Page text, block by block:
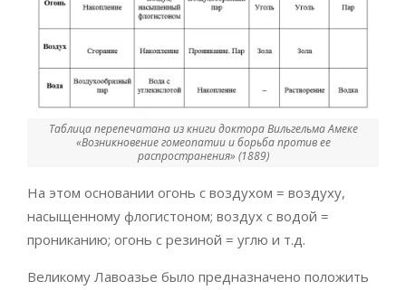
Таблица перепечатана из книги доктора Вильгельма Амеке
«Возникновение гомеопатии и борьба против ее
распространения» (1889)
На этом основании огонь с воздухом = воздуху,
насыщенному флогистоном; воздух с водой =
прониканию; огонь с резиной = углю и т.д.
Великому Лавоазье было предназначено положить